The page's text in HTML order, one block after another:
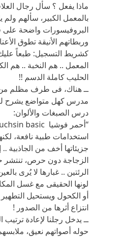
ماذا يفعل ؟ سأل رجال
بالمعمل الكبير، سألهم ولم
البروفيسورات واضحة على
وربطاتهم الأنيقة تطوق
كشريط التسجيل: طبعاً
المعمل .. هم النخبة .. هم
الحليب كاملة الدسم !!
ــ هناك، فى طرف مظلم من
مدرس كهل متواضع يشرح
درس الصبغات والألوان:
استخدامات طبية نافعة،
جزيئاتها أخف من الجاذبية ..
الزجاجة دون حرص، تنتشر
الرئتين .. غبارها لا يُرى
لونها الحقيقى مع غسل
أو الكحول ويستحيل
انتزاع أثرها من الصدور !
ــ يدخل رجلنا لإعادة
حوله أصواتهم نعيق،